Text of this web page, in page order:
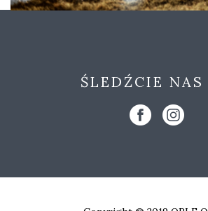
ŚLEDŹCIE NAS